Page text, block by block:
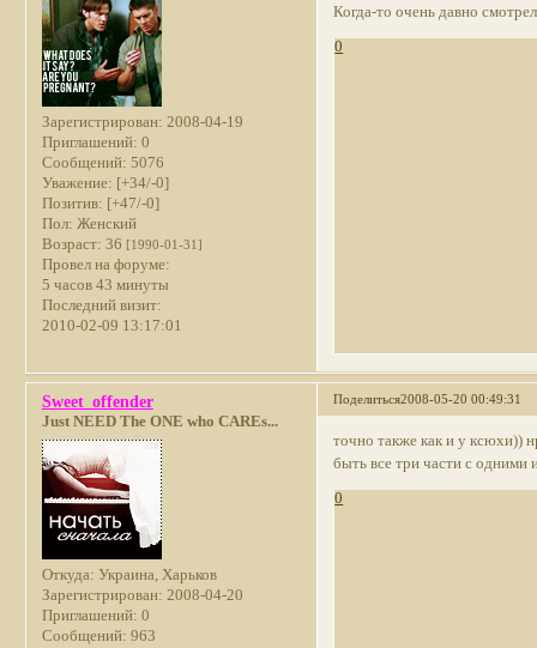
Зарегистрирован: 2008-04-19
Приглашений: 0
Сообщений: 5076
Уважение: [+34/-0]
Позитив: [+47/-0]
Пол: Женский
Возраст: 36 [1990-01-31]
Провел на форуме:
5 часов 43 минуты
Последний визит:
2010-02-09 13:17:01
Когда-то очень давно
0
Поделиться2008-05-20 00:49:31
Sweet_offender
Just NEED The ONE who CAREs...
Откуда: Украина, Харьков
Зарегистрирован: 2008-04-20
Приглашений: 0
Сообщений: 963
точно также как и у ксюхи))
быть все три части с одними
0